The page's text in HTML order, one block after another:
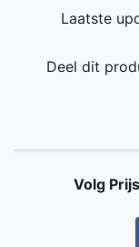
Laatste
Deel dit
Volg